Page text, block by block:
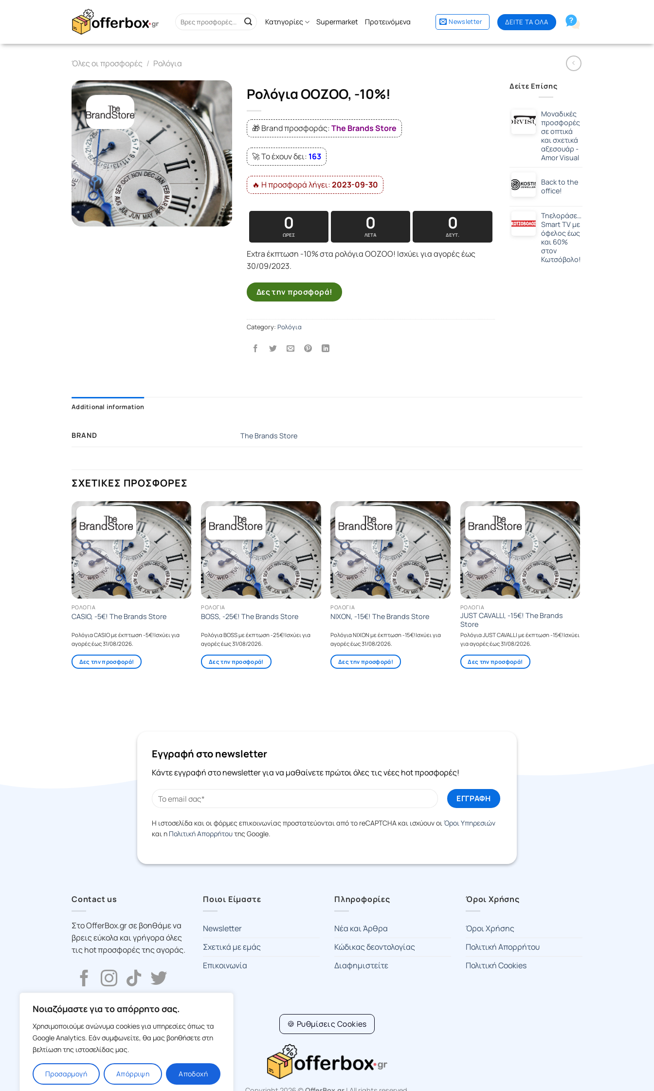
Νοιαζόμαστε για το απόρρητο σας.
Χρησιμοποιούμε ανώνυμα cookies για υπηρεσίες όπως τα
Google Analytics. Εάν συμφωνείτε, θα μας βοηθήσετε στη
βελτίωση της ιστοσελίδας μας.
Προσαρμογή Απόρριψη Αποδοχή
Search
for:
Κατηγορίες Supermarket Προτεινόμενα Newsletter ΔΕΙΤΕ ΤΑ ΟΛΑ
Όλες οι προσφορές / Ρολόγια
Ρολόγια OOZOO, -10%!
🎁 Brand προσφοράς:The Brands Store
🚀 Το έχουν δει: 163
🔥 Η προσφορά λήγει:2023-09-30
0
ΏΡΕΣ
0
ΛΕΤΆ
0
ΔΕΥΤ.
Extra έκπτωση -10% στα ρολόγια OOZOO! Ισχύει για αγορές έως
30/09/2023.
Δες την προσφορά!
Category: Ρολόγια
Δείτε Επίσης
Μοναδικές
προσφορές
σε οπτικά
και σχετικά
αξεσουάρ -
Amor Visual
Back to the
office!
Τηελοράσεις
Smart TV με
όφελος έως
και 60%
στον
Κωτσόβολο!
Additional information
BRAND The Brands Store
ΣΧΕΤΙΚΕΣ ΠΡΟΣΦΟΡΕΣ
ΡΟΛΌΓΙΑ
CASIO, -5€! The Brands Store
Ρολόγια CASIO με έκπτωση -5€!Ισχύει για
αγορές έως 31/08/2026.
Δες την προσφορά!
ΡΟΛΌΓΙΑ
BOSS, -25€! The Brands Store
Ρολόγια BOSS με έκπτωση -25€!Ισχύει για
αγορές έως 31/08/2026.
Δες την προσφορά!
ΡΟΛΌΓΙΑ
NIXON, -15€! The Brands Store
Ρολόγια NIXON με έκπτωση -15€!Ισχύει για
αγορές έως 31/08/2026.
Δες την προσφορά!
ΡΟΛΌΓΙΑ
JUST CAVALLI, -15€! The Brands
Store
Ρολόγια JUST CAVALLI με έκπτωση -15€!Ισχύει
για αγορές έως 31/08/2026.
Δες την προσφορά!
Εγγραφή στο newsletter
Κάντε εγγραφή στο newsletter για να μαθαίνετε πρώτοι όλες τις νέες hot προσφορές!
Η ιστοσελίδα και οι φόρμες επικοινωνίας προστατεύονται από το reCAPTCHA και ισχύουν οιΌροι Υπηρεσιών
και η Πολιτική Απορρήτουτης Google.
Contact us
Στο OfferBox.gr σε βοηθάμε να
βρεις εύκολα και γρήγορα όλες
τις hot προσφορές της αγοράς.
Ποιοι Είμαστε
Newsletter
Σχετικά με εμάς
Επικοινωνία
Πληροφορίες
Νέα και Άρθρα
Κώδικας δεοντολογίας
Διαφημιστείτε
Όροι Χρήσης
Όροι Χρήσης
Πολιτική Απορρήτου
Πολιτική Cookies
🍪 Ρυθμίσεις Cookies